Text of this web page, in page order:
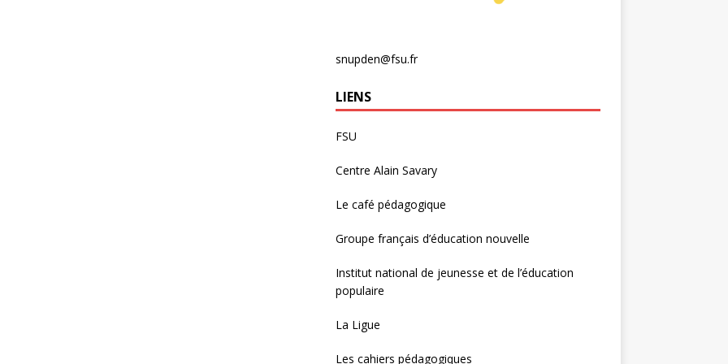
snupden@fsu.fr
LIENS
FSU
Centre Alain Savary
Le café pédagogique
Groupe français d’éducation nouvelle
Institut national de jeunesse et de l’éducation
populaire
La Ligue
Les cahiers pédagogiques